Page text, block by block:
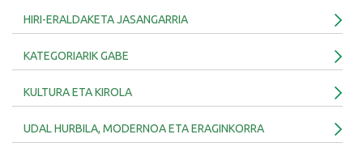
HIRI-ERALDAKETA JASANGARRIA
KATEGORIARIK GABE
KULTURA ETA KIROLA
UDAL HURBILA, MODERNOA ETA ERAGINKORRA